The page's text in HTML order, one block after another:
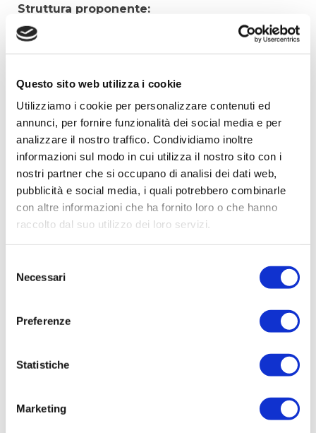
Questo sito web utilizza i cookie
Utilizziamo i cookie per personalizzare contenuti ed
annunci, per fornire funzionalità dei social media e per
analizzare il nostro traffico. Condividiamo inoltre
informazioni sul modo in cui utilizza il nostro sito con i
nostri partner che si occupano di analisi dei dati web,
pubblicità e social media, i quali potrebbero combinarle
con altre informazioni che ha fornito loro o che hanno
raccolto dal suo utilizzo dei loro servizi.
delNecessari
Preferenze
Statistiche
Marketing
Struttura proponente:
'Irisacqua srl P.I./C.F. 01070220312. - Ufficio
Tecnico
adeguamento impianto fotovoltaico di Farra d'Is.
alla delibera 421/2014 e 595/201
Elenco operatori invitati:
Procedura di scelta:
Affidamento ai sensi del Regolamento Generale
Aziendale per Lavori Servizi e Forniture (art.238,
comma 7 d.lgs. 163/2006)
Aggiudicatario Nome:
TRVDNL73L30G914K
1837,5000
pronta
0